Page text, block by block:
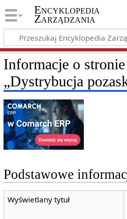
Encyklopedia
Zarządzania
Informacje o stronie
„Dystrybucja
Podstawowe
Wyświetlany tytuł